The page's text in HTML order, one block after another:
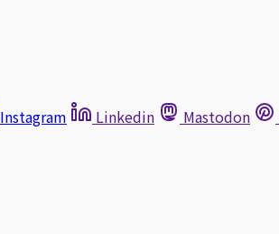
Instagram Linkedin Mastodon